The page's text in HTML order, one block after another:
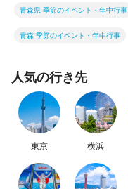
青森県 季節のイベント・年中行事
青森 季節のイベント・年中行事
人気の行き先
東京 横浜